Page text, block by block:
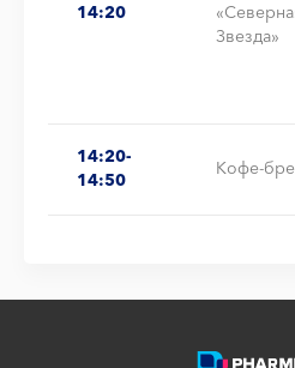
14:20
Звезда»
14:20-
14:50
Кофе-